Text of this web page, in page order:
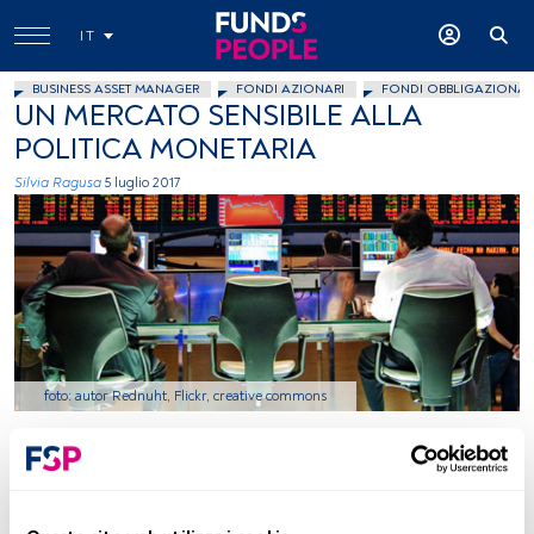
IT
BUSINESS ASSET MANAGER FONDI AZIONARI FONDI
UN MERCATO SENSIBILE ALLA
POLITICA MONETARIA
Silvia Ragusa 5 luglio 2017
foto: autor Rednuht, Flickr, creative commons